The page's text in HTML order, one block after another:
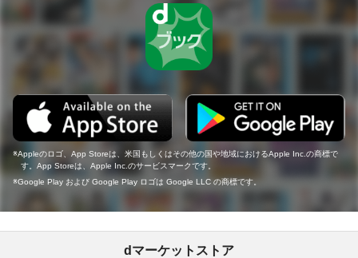
Appleのロゴ、App Storeは、米国もしくはその他の国や地域におけるApple Inc.の商標で
す。App Storeは、Apple Inc.のサービスマークです。
Google Play および Google Play ロゴは Google LLC の商標です。
dマーケットストア